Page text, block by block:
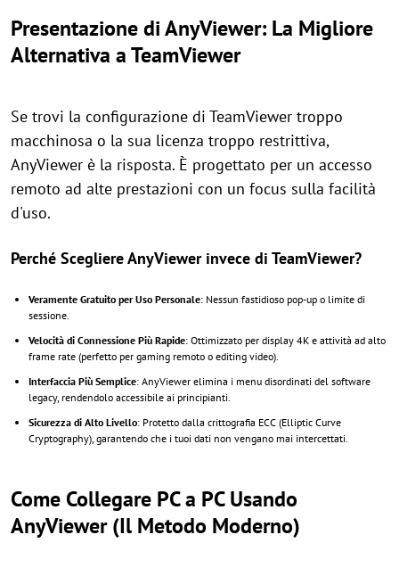
Presentazione di AnyViewer: La Migliore
Alternativa a TeamViewer
Se trovi la configurazione di TeamViewer troppo
macchinosa o la sua licenza troppo restrittiva,
AnyViewer è la risposta. È progettato per un accesso
remoto ad alte prestazioni con un focus sulla facilità
d'uso.
Perché Scegliere AnyViewer invece di TeamViewer?
Veramente Gratuito per Uso Personale: Nessun fastidioso pop-up o limite di
sessione.
Velocità di Connessione Più Rapide: Ottimizzato per display 4K e attività ad alto
frame rate (perfetto per gaming remoto o editing video).
Interfaccia Più Semplice: AnyViewer elimina i menu disordinati del software
legacy, rendendolo accessibile ai principianti.
Sicurezza di Alto Livello: Protetto dalla crittografia ECC (Elliptic Curve
Cryptography), garantendo che i tuoi dati non vengano mai intercettati.
Come Collegare PC a PC Usando
AnyViewer (Il Metodo Moderno)